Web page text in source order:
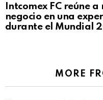
Intcomex FC reúne
negocio en una
durante el Mundial
MORE